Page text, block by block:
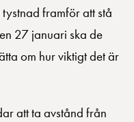
framför att stå
27 januari ska de
om hur viktigt det är
att ta avstånd från